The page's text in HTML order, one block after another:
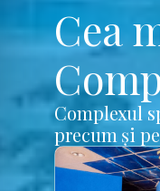
Cea
Complexul
precum și